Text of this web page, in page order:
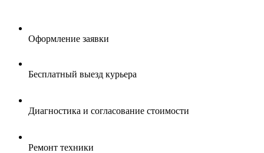
Оформление заявки
Бесплатный выезд курьера
Диагностика и согласование стоимости
Ремонт техники